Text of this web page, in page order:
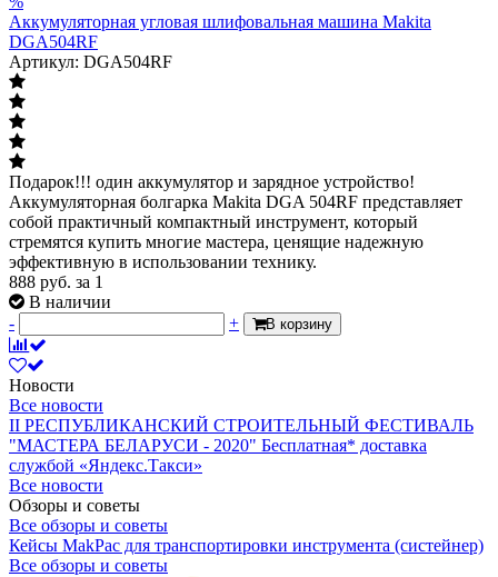
Аккумуляторная угловая шлифовальная машина Makita
DGA504RF
Артикул: DGA504RF
Подарок!!! один аккумулятор и зарядное устройство!
Аккумуляторная болгарка Makita DGA 504RF представляет
собой практичный компактный инструмент, который
стремятся купить многие мастера, ценящие надежную
эффективную в использовании технику.
888 руб. за 1
В наличии
-
+ В корзину
Новости
Все новости
II РЕСПУБЛИКАНСКИЙ СТРОИТЕЛЬНЫЙ ФЕСТИВАЛЬ
"МАСТЕРА БЕЛАРУСИ - 2020" Бесплатная* доставка
службой «Яндекс.Такси»
Все новости
Обзоры и советы
Все обзоры и советы
Кейсы MakPac для транспортировки инструмента (систейнер)
Все обзоры и советы